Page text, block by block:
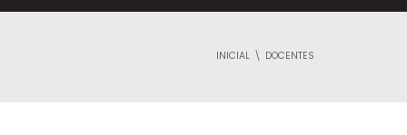
INICIAL DOCENTES